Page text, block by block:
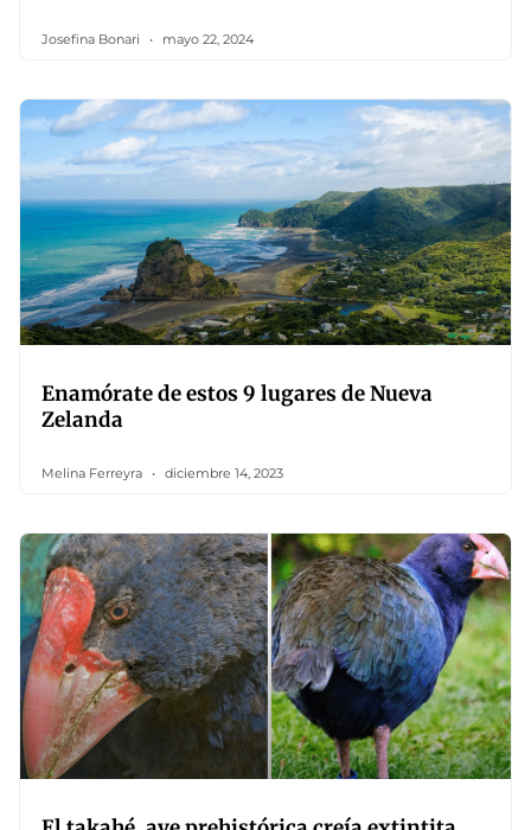
Josefina Bonari mayo 22, 2024
Enamórate de estos 9 lugares de Nueva
Zelanda
Melina Ferreyra diciembre 14, 2023